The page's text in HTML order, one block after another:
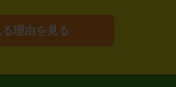
理由を見る